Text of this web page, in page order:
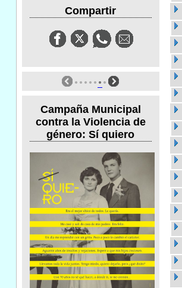
Compartir
Campaña Municipal
contra la Violencia de
género: Sí quiero